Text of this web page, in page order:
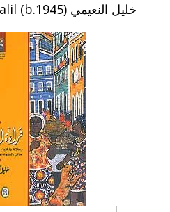
By: Nu'aymi, Khalil (b.1945) خليل النعيمي